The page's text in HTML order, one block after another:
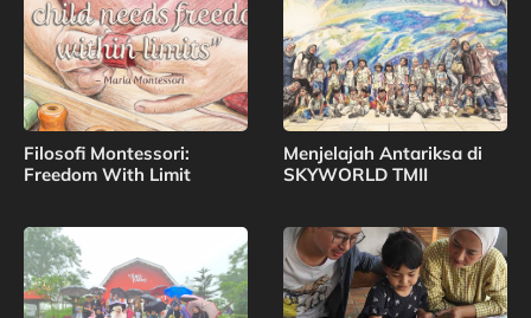
Filosofi Montessori:
Freedom With Limit
Menjelajah Antariksa di
SKYWORLD TMII